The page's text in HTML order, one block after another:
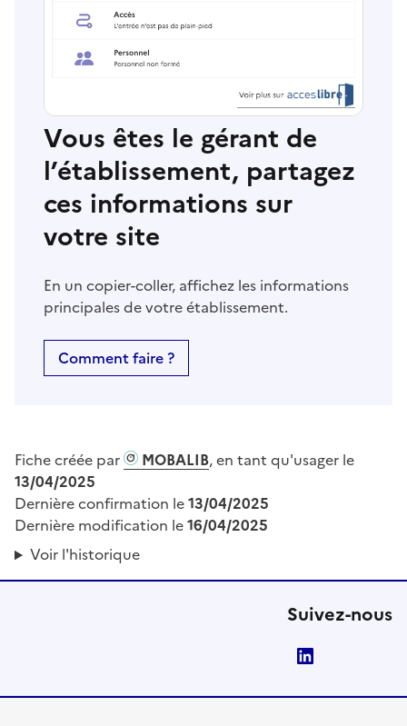
Vous êtes le gérant de
l’établissement, partagez
ces informations sur
votre site
En un copier-coller, affichez les informations
principales de votre établissement.
Comment faire ?
Fiche créée par MOBALIB, en tant qu'usager le
13/04/2025
Dernière confirmation le13/04/2025
Dernière modification le16/04/2025
Voir l'historique
Suivez-nous